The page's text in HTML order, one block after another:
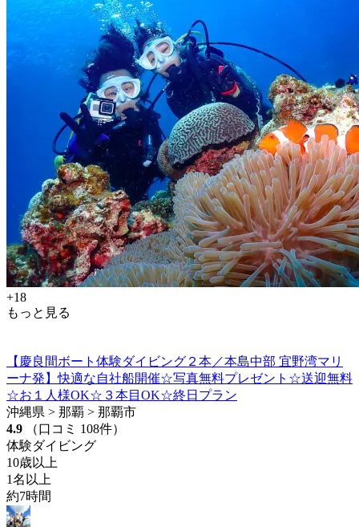
+18
もっと見る
【慶良間ボート体験ダイビング２本／本島中部 宜野湾マリ
ーナ発】快適な自社船開催☆写真無料プレゼント☆送迎無料
☆お１人様OK☆３本目OK☆終日プラン
沖縄県 > 那覇 > 那覇市
4.9
（口コミ 108件）
体験ダイビング
10歳以上
1名以上
約7時間